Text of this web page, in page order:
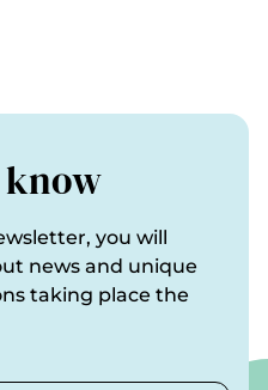
you will
news and unique
taking place the